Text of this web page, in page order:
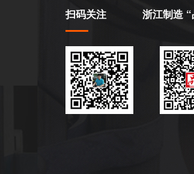
扫码关注 浙江制造